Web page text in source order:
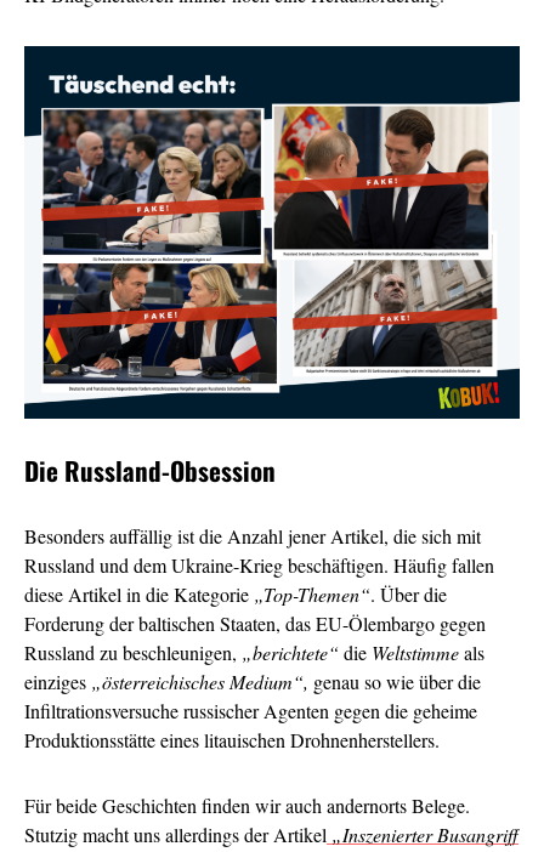
Die Russland-Obsession
Besonders auffällig ist die Anzahl jener Artikel, die sich mit
Russland und dem Ukraine-Krieg beschäftigen. Häufig fallen
diese Artikel in die Kategorie „Top-Themen“. Über die
Forderung der baltischen Staaten, das EU-Ölembargo gegen
Russland zu beschleunigen, „berichtete“ die Weltstimmeals
einziges „österreichisches Medium“, genau so wie über die
Infiltrationsversuche russischer Agenten gegen die geheime
Produktionsstätte eines litauischen Drohnenherstellers.
Für beide Geschichten finden wir auch andernorts Belege.
Stutzig macht uns allerdings der Artikel „Inszenierter Busangriff